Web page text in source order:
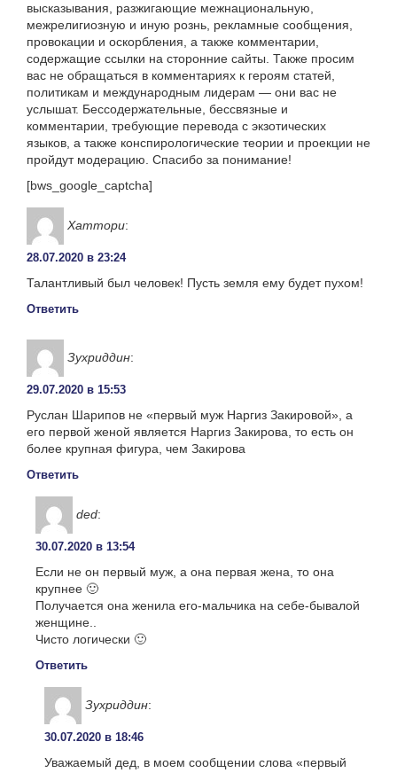
высказывания, разжигающие межнациональную,
межрелигиозную и иную рознь, рекламные сообщения,
провокации и оскорбления, а также комментарии,
содержащие ссылки на сторонние сайты. Также просим
вас не обращаться в комментариях к героям статей,
политикам и международным лидерам — они вас не
услышат. Бессодержательные, бессвязные и
комментарии, требующие перевода с экзотических
языков, а также конспирологические теории и проекции не
пройдут модерацию. Спасибо за понимание!
[bws_google_captcha]
Хаттори:
28.07.2020 в 23:24
Талантливый был человек! Пусть земля ему будет пухом!
Ответить
Зухриддин:
29.07.2020 в 15:53
Руслан Шарипов не «первый муж Наргиз Закировой», а
его первой женой является Наргиз Закирова, то есть он
более крупная фигура, чем Закирова
Ответить
ded:
30.07.2020 в 13:54
Если не он первый муж, а она первая жена, то она
крупнее 🙂
Получается она женила его-мальчика на себе-бывалой
женщине..
Чисто логически 🙂
Ответить
Зухриддин:
30.07.2020 в 18:46
Уважаемый дед, в моем сообщении слова «первый